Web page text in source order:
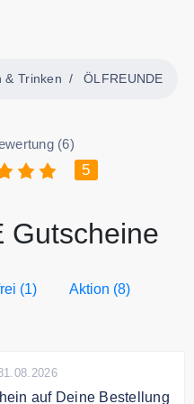
& Trinken ÖLFREUNDE
(6)
5
Gutscheine
(1) Aktion (8)
auf Deine Bestellung